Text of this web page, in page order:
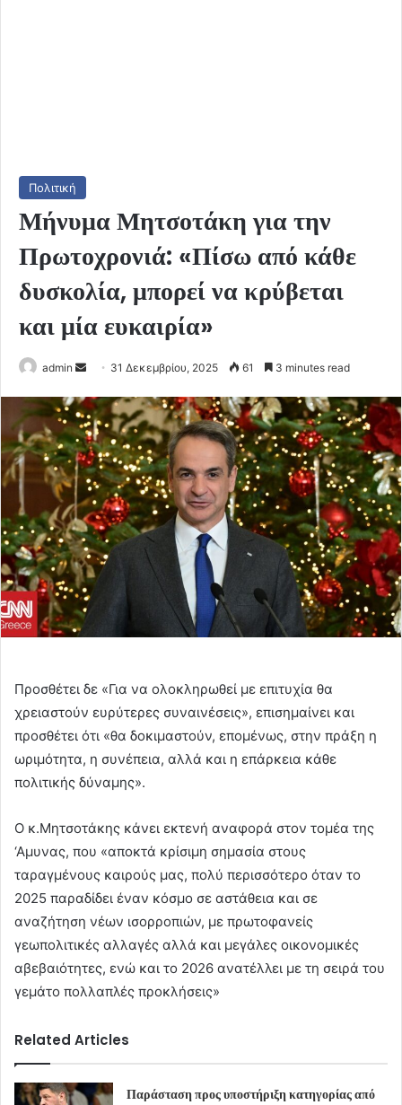
Πολιτική
Μήνυμα Μητσοτάκη για την
Πρωτοχρονιά: «Πίσω από κάθε
δυσκολία, μπορεί να κρύβεται
και μία ευκαιρία»
admin
Send
email
31 Δεκεμβρίου, 2025 61 3 minutes read
Προσθέτει δε «Για να ολοκληρωθεί με επιτυχία θα
χρειαστούν ευρύτερες συναινέσεις», επισημαίνει και
προσθέτει ότι «θα δοκιμαστούν, επομένως, στην πράξη η
ωριμότητα, η συνέπεια, αλλά και η επάρκεια κάθε
πολιτικής δύναμης».
Ο κ.Μητσοτάκης κάνει εκτενή αναφορά στον τομέα της
‘Αμυνας, που «αποκτά κρίσιμη σημασία στους
ταραγμένους καιρούς μας, πολύ περισσότερο όταν το
2025 παραδίδει έναν κόσμο σε αστάθεια και σε
αναζήτηση νέων ισορροπιών, με πρωτοφανείς
γεωπολιτικές αλλαγές αλλά και μεγάλες οικονομικές
αβεβαιότητες, ενώ και το 2026 ανατέλλει με τη σειρά του
γεμάτο πολλαπλές προκλήσεις»
Related Articles
Παράσταση προς υποστήριξη κατηγορίας από